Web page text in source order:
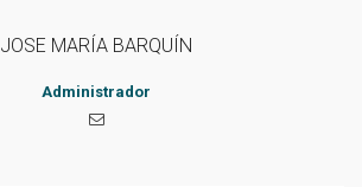
JOSE MARÍA BARQUÍN
Administrador